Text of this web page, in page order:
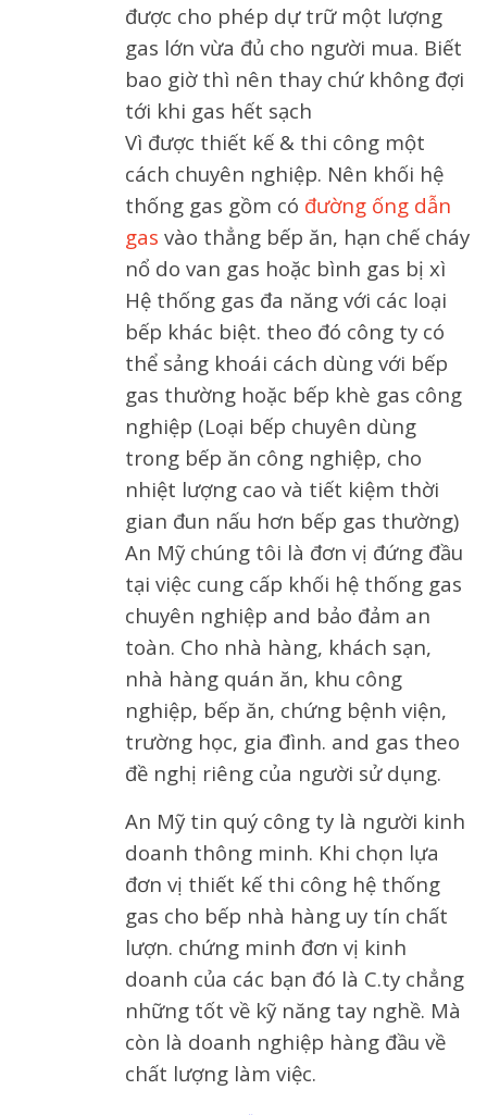
được cho phép dự trữ một lượng
gas lớn vừa đủ cho người mua. Biết
bao giờ thì nên thay chứ không đợi
tới khi gas hết sạch
Vì được thiết kế & thi công một
cách chuyên nghiệp. Nên khối hệ
thống gas gồm có đường ống dẫn
gas vào thẳng bếp ăn, hạn chế cháy
nổ do van gas hoặc bình gas bị xì
Hệ thống gas đa năng với các loại
bếp khác biệt. theo đó công ty có
thể sảng khoái cách dùng với bếp
gas thường hoặc bếp khè gas công
nghiệp (Loại bếp chuyên dùng
trong bếp ăn công nghiệp, cho
nhiệt lượng cao và tiết kiệm thời
gian đun nấu hơn bếp gas thường)
An Mỹ chúng tôi là đơn vị đứng đầu
tại việc cung cấp khối hệ thống gas
chuyên nghiệp and bảo đảm an
toàn. Cho nhà hàng, khách sạn,
nhà hàng quán ăn, khu công
nghiệp, bếp ăn, chứng bệnh viện,
trường học, gia đình. and gas theo
đề nghị riêng của người sử dụng.
An Mỹ tin quý công ty là người kinh
doanh thông minh. Khi chọn lựa
đơn vị thiết kế thi công hệ thống
gas cho bếp nhà hàng uy tín chất
lượn. chứng minh đơn vị kinh
doanh của các bạn đó là C.ty chẳng
những tốt về kỹ năng tay nghề. Mà
còn là doanh nghiệp hàng đầu về
chất lượng làm việc.